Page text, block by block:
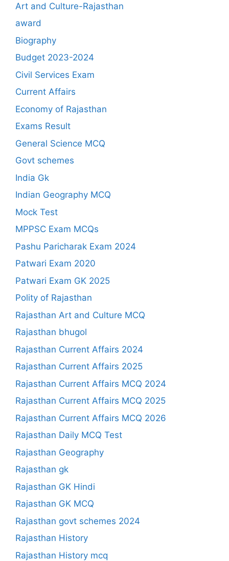
Art and Culture-Rajasthan
award
Biography
Budget 2023-2024
Civil Services Exam
Current Affairs
Economy of Rajasthan
Exams Result
General Science MCQ
Govt schemes
India Gk
Indian Geography MCQ
Mock Test
MPPSC Exam MCQs
Pashu Paricharak Exam 2024
Patwari Exam 2020
Patwari Exam GK 2025
Polity of Rajasthan
Rajasthan Art and Culture MCQ
Rajasthan bhugol
Rajasthan Current Affairs 2024
Rajasthan Current Affairs 2025
Rajasthan Current Affairs MCQ 2024
Rajasthan Current Affairs MCQ 2025
Rajasthan Current Affairs MCQ 2026
Rajasthan Daily MCQ Test
Rajasthan Geography
Rajasthan gk
Rajasthan GK Hindi
Rajasthan GK MCQ
Rajasthan govt schemes 2024
Rajasthan History
Rajasthan History mcq